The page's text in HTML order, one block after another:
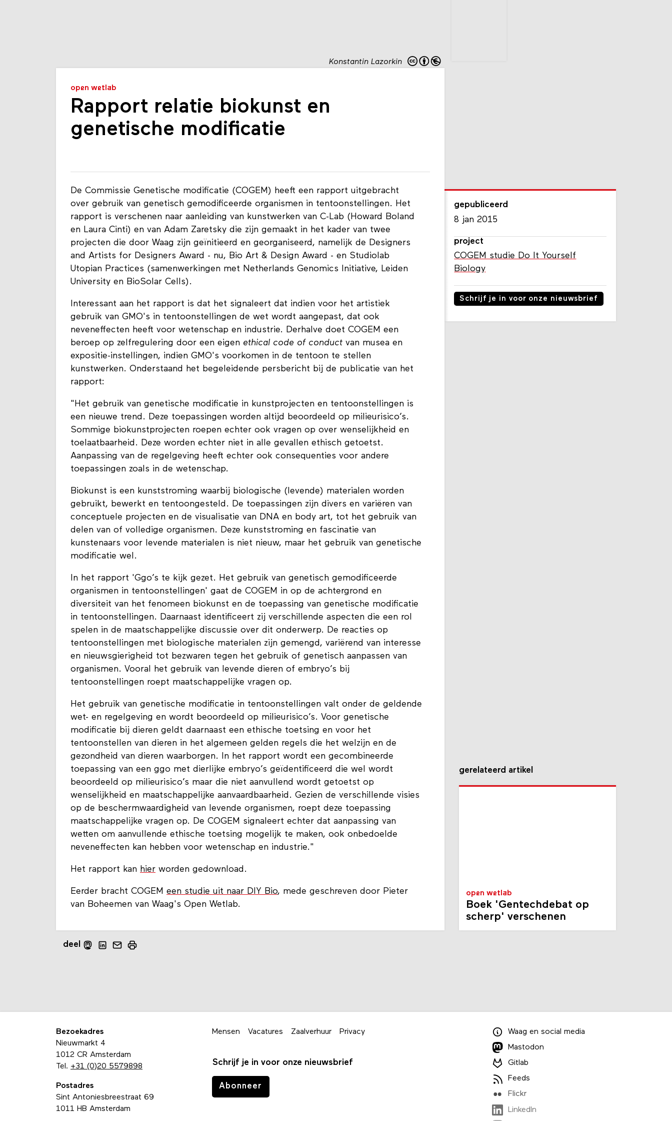
Konstantin Lazorkin
open wetlab
Rapport relatie biokunst en
genetische modificatie
De Commissie Genetische modificatie (COGEM) heeft een rapport uitgebracht
over gebruik van genetisch gemodificeerde organismen in tentoonstellingen. Het
rapport is verschenen naar aanleiding van kunstwerken van C-Lab (Howard Boland
en Laura Cinti) en van Adam Zaretsky die zijn gemaakt in het kader van twee
projecten die door Waag zijn geïnitieerd en georganiseerd, namelijk de Designers
and Artists for Designers Award - nu, Bio Art & Design Award - en Studiolab
Utopian Practices (samenwerkingen met Netherlands Genomics Initiative, Leiden
University en BioSolar Cells).
Interessant aan het rapport is dat het signaleert dat indien voor het artistiek
gebruik van GMO's in tentoonstellingen de wet wordt aangepast, dat ook
neveneffecten heeft voor wetenschap en industrie. Derhalve doet COGEM een
beroep op zelfregulering door een eigen ethical code of conduct van musea en
expositie-instellingen, indien GMO's voorkomen in de tentoon te stellen
kunstwerken. Onderstaand het begeleidende persbericht bij de publicatie van het
rapport:
"Het gebruik van genetische modificatie in kunstprojecten en tentoonstellingen is
een nieuwe trend. Deze toepassingen worden altijd beoordeeld op milieurisico’s.
Sommige biokunstprojecten roepen echter ook vragen op over wenselijkheid en
toelaatbaarheid. Deze worden echter niet in alle gevallen ethisch getoetst.
Aanpassing van de regelgeving heeft echter ook consequenties voor andere
toepassingen zoals in de wetenschap.
Biokunst is een kunststroming waarbij biologische (levende) materialen worden
gebruikt, bewerkt en tentoongesteld. De toepassingen zijn divers en variëren van
conceptuele projecten en de visualisatie van DNA en body art, tot het gebruik van
delen van of volledige organismen. Deze kunststroming en fascinatie van
kunstenaars voor levende materialen is niet nieuw, maar het gebruik van genetische
modificatie wel.
In het rapport 'Ggo’s te kijk gezet. Het gebruik van genetisch gemodificeerde
organismen in tentoonstellingen' gaat de COGEM in op de achtergrond en
diversiteit van het fenomeen biokunst en de toepassing van genetische modificatie
in tentoonstellingen. Daarnaast identificeert zij verschillende aspecten die een rol
spelen in de maatschappelijke discussie over dit onderwerp. De reacties op
tentoonstellingen met biologische materialen zijn gemengd, variërend van interesse
en nieuwsgierigheid tot bezwaren tegen het gebruik of genetisch aanpassen van
organismen. Vooral het gebruik van levende dieren of embryo’s bij
tentoonstellingen roept maatschappelijke vragen op.
Het gebruik van genetische modificatie in tentoonstellingen valt onder de geldende
wet- en regelgeving en wordt beoordeeld op milieurisico’s. Voor genetische
modificatie bij dieren geldt daarnaast een ethische toetsing en voor het
tentoonstellen van dieren in het algemeen gelden regels die het welzijn en de
gezondheid van dieren waarborgen. In het rapport wordt een gecombineerde
toepassing van een ggo met dierlijke embryo’s geïdentificeerd die wel wordt
beoordeeld op milieurisico’s maar die niet aanvullend wordt getoetst op
wenselijkheid en maatschappelijke aanvaardbaarheid. Gezien de verschillende visies
op de beschermwaardigheid van levende organismen, roept deze toepassing
maatschappelijke vragen op. De COGEM signaleert echter dat aanpassing van
wetten om aanvullende ethische toetsing mogelijk te maken, ook onbedoelde
neveneffecten kan hebben voor wetenschap en industrie."
Het rapport kan hier worden gedownload.
Eerder bracht COGEM een studie uit naar DIY Bio, mede geschreven door Pieter
van Boheemen van Waag's Open Wetlab.
gepubliceerd
8 jan 2015
project
COGEM studie Do It Yourself
Biology
Schrijf je in voor onze nieuwsbrief
deel
gerelateerd artikel
open wetlab
Boek 'Gentechdebat op
scherp' verschenen
Bezoekadres
Nieuwmarkt 4
1012 CR Amsterdam
Tel. +31 (0)20 5579898
Postadres
Sint Antoniesbreestraat 69
1011 HB Amsterdam
Mensen Vacatures Zaalverhuur Privacy
Schrijf je in voor onze nieuwsbrief
Abonneer
Waag en social media
Mastodon
Gitlab
Feeds
Flickr
LinkedIn